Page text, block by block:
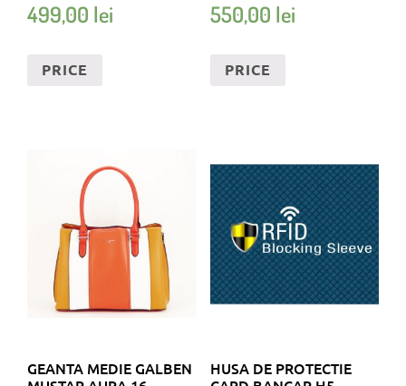
499,00 lei
PRICE
550,00 lei
PRICE
GEANTA MEDIE GALBEN
HUSA DE PROTECTIE